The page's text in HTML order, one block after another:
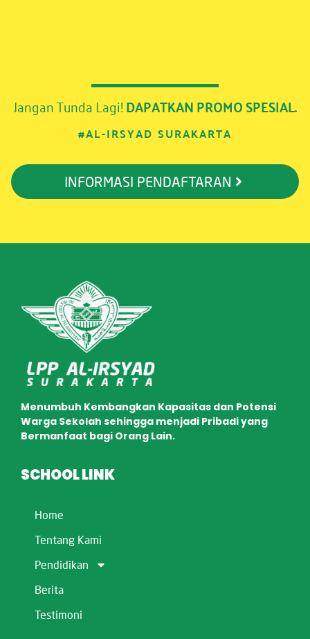
Jangan Tunda Lagi!DAPATKAN PROMO SPESIAL.
#AL-IRSYAD SURAKARTA
INFORMASI PENDAFTARAN
Menumbuh Kembangkan Kapasitas dan Potensi
Warga Sekolah sehingga menjadi Pribadi yang
Bermanfaat bagi Orang Lain.
SCHOOL LINK
Home
Tentang Kami
Pendidikan
Berita
Testimoni